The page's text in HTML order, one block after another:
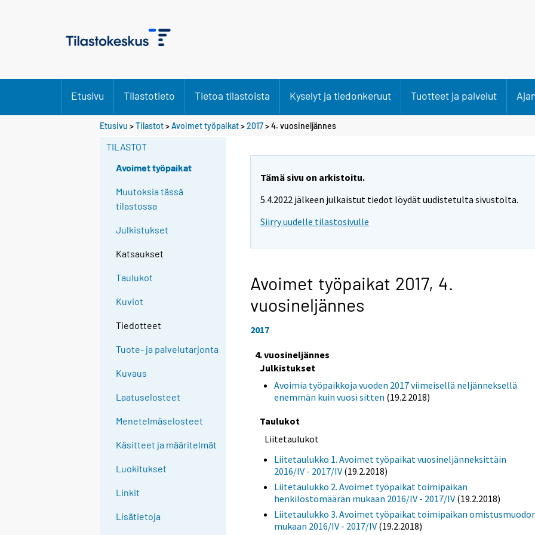
Etusivu Tilastotieto Tietoa tilastoista Kyselyt ja tiedonkeruut Tuotteet ja palvelut
Etusivu >Tilastot>Avoimet työpaikat>2017>4. vuosineljännes
TILASTOT
Avoimet työpaikat
Muutoksia tässä
tilastossa
Julkistukset
Katsaukset
Taulukot
Kuviot
Tiedotteet
Tuote- ja palvelutarjonta
Kuvaus
Laatuselosteet
Menetelmäselosteet
Käsitteet ja määritelmät
Luokitukset
Linkit
Lisätietoja
Tämä sivu on arkistoitu.
5.4.2022 jälkeen julkaistut tiedot löydät uudistetulta sivustolta.
Siirry uudelle tilastosivulle
Avoimet työpaikat 2017, 4.
vuosineljännes
2017
4. vuosineljännes
Julkistukset
Avoimia työpaikkoja vuoden 2017 viimeisellä neljänneksellä
enemmän kuin vuosi sitten (19.2.2018)
Taulukot
Liitetaulukot
Liitetaulukko 1. Avoimet työpaikat vuosineljänneksittäin
2016/IV - 2017/IV (19.2.2018)
Liitetaulukko 2. Avoimet työpaikat toimipaikan
henkilöstömäärän mukaan 2016/IV - 2017/IV (19.2.2018)
Liitetaulukko 3. Avoimet työpaikat toimipaikan
mukaan 2016/IV - 2017/IV (19.2.2018)